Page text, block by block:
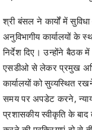
श्री बंसल ने कार्यों में
अनुविभागीय कार्यालयों के
निर्देश दिए। उन्होंने बैठक में
एसडीओ से लेकर प्रमुख
कार्यालयों को सुव्यस्थित
समय पर अपडेट करने,
प्रशासकीय स्वीकृति के बाद